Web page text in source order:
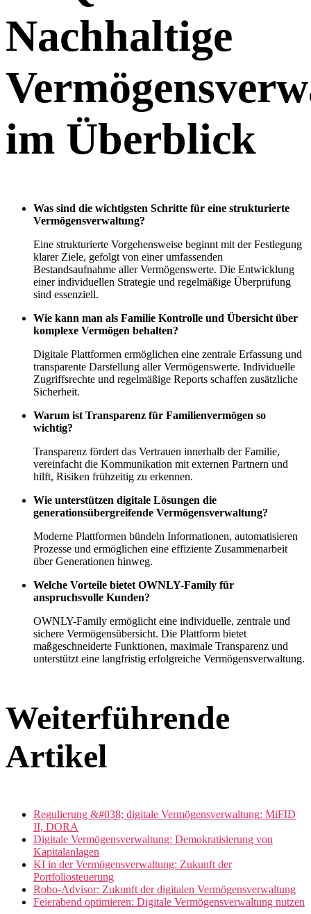
Nachhaltige
im Überblick
Was sind die wichtigsten Schritte für eine strukturierte
Vermögensverwaltung?
Eine strukturierte Vorgehensweise beginnt mit der Festlegung
klarer Ziele, gefolgt von einer umfassenden
Bestandsaufnahme aller Vermögenswerte. Die Entwicklung
einer individuellen Strategie und regelmäßige Überprüfung
sind essenziell.
Wie kann man als Familie Kontrolle und Übersicht über
komplexe Vermögen behalten?
Digitale Plattformen ermöglichen eine zentrale Erfassung und
transparente Darstellung aller Vermögenswerte. Individuelle
Zugriffsrechte und regelmäßige Reports schaffen zusätzliche
Sicherheit.
Warum ist Transparenz für Familienvermögen so
wichtig?
Transparenz fördert das Vertrauen innerhalb der Familie,
vereinfacht die Kommunikation mit externen Partnern und
hilft, Risiken frühzeitig zu erkennen.
Wie unterstützen digitale Lösungen die
generationsübergreifende Vermögensverwaltung?
Moderne Plattformen bündeln Informationen, automatisieren
Prozesse und ermöglichen eine effiziente Zusammenarbeit
über Generationen hinweg.
Welche Vorteile bietet OWNLY-Family für
anspruchsvolle Kunden?
OWNLY-Family ermöglicht eine individuelle, zentrale und
sichere Vermögensübersicht. Die Plattform bietet
maßgeschneiderte Funktionen, maximale Transparenz und
unterstützt eine langfristig erfolgreiche Vermögensverwaltung.
Weiterführende
Artikel
Regulierung &#038; digitale Vermögensverwaltung: MiFID
II, DORA
Digitale Vermögensverwaltung: Demokratisierung von
Kapitalanlagen
KI in der Vermögensverwaltung: Zukunft der
Portfoliosteuerung
Robo-Advisor: Zukunft der digitalen Vermögensverwaltung
Feierabend optimieren: Digitale Vermögensverwaltung nutzen